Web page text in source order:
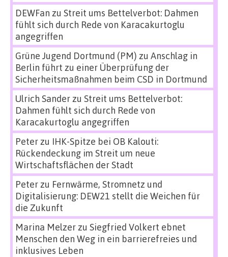
DEWFan zu Streit ums Bettelverbot: Dahmen
fühlt sich durch Rede von Karacakurtoglu
angegriffen
Grüne Jugend Dortmund (PM) zu Anschlag in
Berlin führt zu einer Überprüfung der
Sicherheitsmaßnahmen beim CSD in Dortmund
Ulrich Sanderzu Streit ums Bettelverbot:
Dahmen fühlt sich durch Rede von
Karacakurtoglu angegriffen
Peterzu IHK-Spitze bei OB Kalouti:
Rückendeckung im Streit um neue
Wirtschaftsflächen der Stadt
Peterzu Fernwärme, Stromnetz und
Digitalisierung: DEW21 stellt die Weichen für
die Zukunft
Marina Melzerzu Siegfried Volkert ebnet
Menschen den Weg in ein barrierefreies und
inklusives Leben